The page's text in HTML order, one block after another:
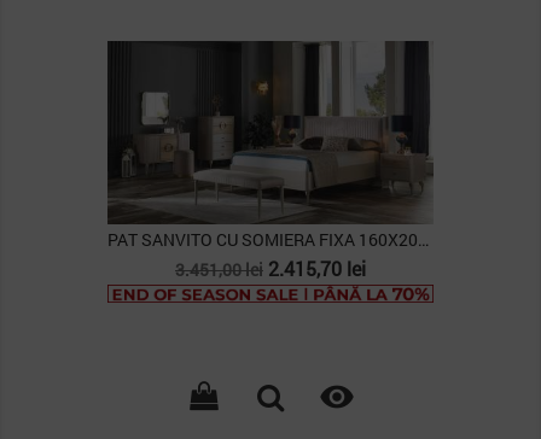
PAT SANVITO CU SOMIERA FIXA 160X200CM
Pret
de
3.451,00 lei Pret
2.415,70 lei
